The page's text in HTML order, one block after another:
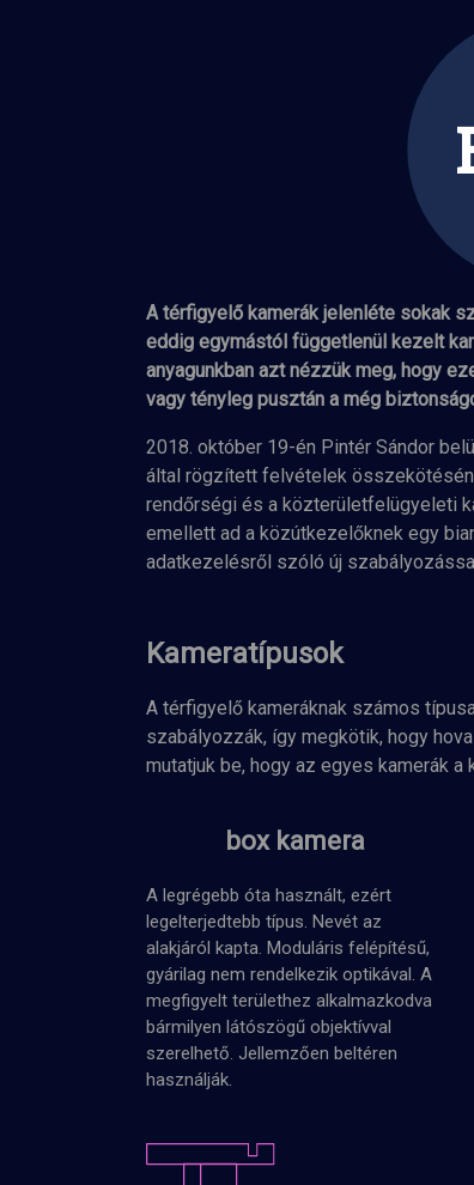
A térfigyelő kamerák jelenléte sokak
eddig egymástól függetlenül kezelt
anyagunkban azt nézzük meg, hogy
vagy tényleg pusztán a még
2018. október 19-én Pintér Sándor
által rögzített felvételek
rendőrségi és a közterületfelügyeleti
emellett ad a közútkezelőknek egy
adatkezelésről szóló új
Kameratípusok
A térfigyelő kameráknak számos
szabályozzák, így megkötik, hogy
mutatjuk be, hogy az egyes kamerák
box kamera
A legrégebb óta használt, ezért
legelterjedtebb típus. Nevét az
alakjáról kapta. Moduláris felépítésű,
gyárilag nem rendelkezik optikával. A
megfigyelt területhez alkalmazkodva
bármilyen látószögű objektívval
szerelhető. Jellemzően beltéren
használják.